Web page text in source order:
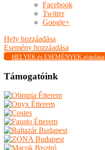
Facebook
Twitter
Google+
Hely hozzáadása
Esemény hozzáadása
HELYEK és ESEMÉNYEK ajánlása
Támogatóink